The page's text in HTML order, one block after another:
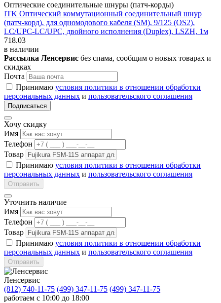
Оптические соединительные шнуры (патч-корды)
ITK Оптический коммутационный соединительный шнур
(патч-корд), для одномодового кабеля (SM), 9/125 (OS2),
LC/UPC-LC/UPC, двойного исполнения (Duplex), LSZH, 1м
718.03
в наличии
Рассылка Ленсервис без спама, сообщим о новых товарах и
скидках
Почта
Принимаю условия политики в отношении обработки
персональных данных и пользовательского соглашения
Подписаться
Хочу скидку
Имя
Телефон
Товар
Принимаю условия политики в отношении обработки
персональных данных и пользовательского соглашения
Отправить
Уточнить наличие
Имя
Телефон
Товар
Принимаю условия политики в отношении обработки
персональных данных и пользовательского соглашения
Отправить
Ленсервис
(812) 740-11-75 (499) 347-11-75 (499) 347-11-75
работаем с 10:00 до 18:00